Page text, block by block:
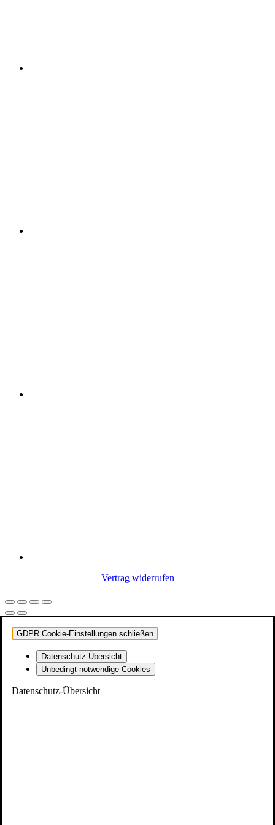
Vertrag widerrufen
GDPR Cookie-Einstellungen schließen
Datenschutz-Übersicht
Unbedingt notwendige Cookies
Datenschutz-Übersicht